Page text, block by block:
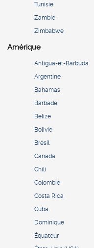
Tunisie
Zambie
Zimbabwe
Amérique
Antigua-et-Barbuda
Argentine
Bahamas
Barbade
Belize
Bolivie
Brésil
Canada
Chili
Colombie
Costa Rica
Cuba
Dominique
Équateur